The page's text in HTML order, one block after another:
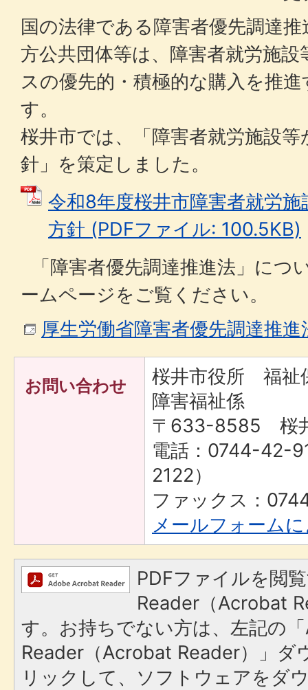
国の法律である障害者優先調達
方公共団体等は、障害者就労施
スの優先的・積極的な購入を推
す。
桜井市では、「障害者就労施設
針」を策定しました。
令和8年度桜井市障害者就労
方針 (PDFファイル: 100.5KB)
「障害者優先調達推進法」につ
ームページをご覧ください。
厚生労働省障害者優先調達推進
お問い合わせ
桜井市役所 福
障害福祉係
〒633-8585 桜
電話：0744-42-
2122）
ファックス：
メールフォーム
PDFファイルを閲
Reader（Acrobat
す。お持ちでない方は、左記の
Reader（Acrobat Reader）」ダ
リックして、ソフトウェアをダ